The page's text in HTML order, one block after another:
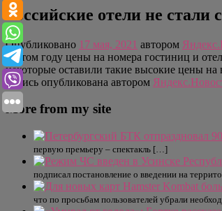
Российские отели не
Опубликовано 17 мая, 2021 автором
В этом году цены на номера гостиниц и
некоторые оставили такие высокие цены на
Запись опубликована автором
More from my site
первую премьеру – спектакль […]
подписал постановление о введении на
что по просьбам пользователей убрали